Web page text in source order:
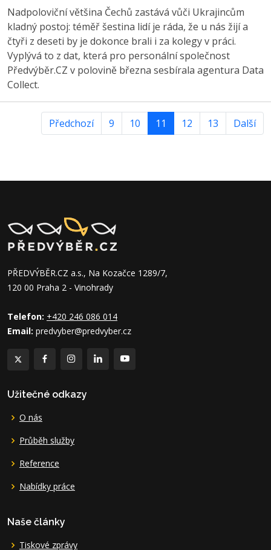
Nadpoloviční většina Čechů zastává vůči Ukrajincům
kladný postoj: téměř šestina lidí je ráda, že u nás žijí a
čtyři z deseti by je dokonce brali i za kolegy v práci.
Vyplývá to z dat, která pro personální společnost
Předvýběr.CZ v polovině března sesbírala agentura Data
Collect.
Předchozí 9 10 11 12 13 Další
PŘEDVÝBĚR.CZ a.s., Na Kozačce 1289/7,
120 00 Praha 2 - Vinohrady
Telefon: +420 246 086 014
Email: predvyber@predvyber.cz
Užitečné odkazy
O nás
Průběh služby
Reference
Nabídky práce
Naše články
Tiskové zprávy